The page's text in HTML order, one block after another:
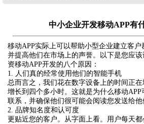
中小企业开发移动APP有
移动APP实际上可以帮助小型企业建立客
并提高他们在市场上的声誉。以下是您应
资移动APP开发的八个原因：
1. 人们真的经常使用他们的智能手机
总而言之，我们花在数字设备上的时间正
增长到四个多小时。这就是为什么移动
联系，并确保他们很可能会阅读您发送给他
2. 品牌知名度和认可度
更贴近您的客户。从字面上看。用户每天